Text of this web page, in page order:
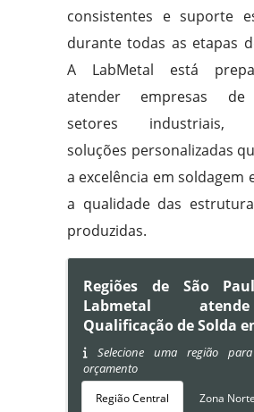
consistentes e suporte
durante todas as etapas
A LabMetal está
atender empresas de
setores industriais,
soluções personalizadas
a excelência em soldagem
a qualidade das
produzidas.
Regiões de São
Labmetal
Qualificação de Solda
Selecione uma região
orçamento
Região Central Zona Norte